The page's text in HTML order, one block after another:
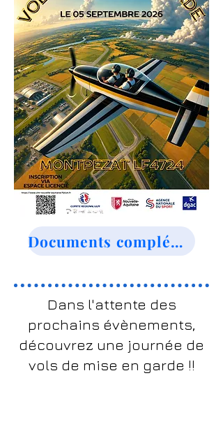
Documents complémentaires
Dans l'attente des
prochains évènements,
découvrez une journée de
vols de mise en garde !!